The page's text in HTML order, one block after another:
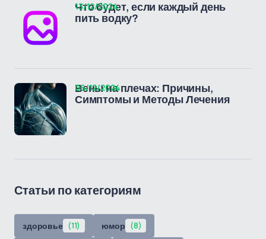
Что будет, если каждый день
пить водку?
13/12/2024
Вены на плечах: Причины,
Симптомы и Методы Лечения
06/12/2024
Статьи по категориям
здоровье (11) юмор (8)